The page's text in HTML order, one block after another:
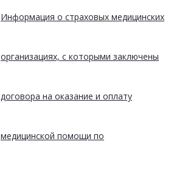
Информация о страховых медицинских
организациях, с которыми заключены
договора на оказание и оплату
медицинской помощи по